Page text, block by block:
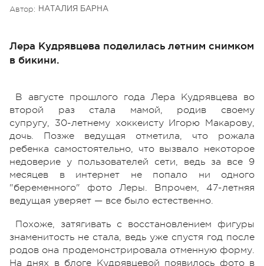
Автор: НАТАЛИЯ БАРНА
Лера Кудрявцева поделилась летним снимком
в бикини.
В августе прошлого года Лера Кудрявцева во
второй раз стала мамой, родив своему
супругу, 30-летнему хоккеисту Игорю Макарову,
дочь. Позже ведущая отметила, что рожала
ребенка самостоятельно, что вызвало некоторое
недоверие у пользователей сети, ведь за все 9
месяцев в интернет не попало ни одного
"беременного" фото Леры. Впрочем, 47-летняя
ведущая уверяет — все было естественно.
Похоже, затягивать с восстановлением фигуры
знаменитость не стала, ведь уже спустя год после
родов она продемонстрировала отменную форму.
На днях в блоге Кудрявцевой появилось фото в